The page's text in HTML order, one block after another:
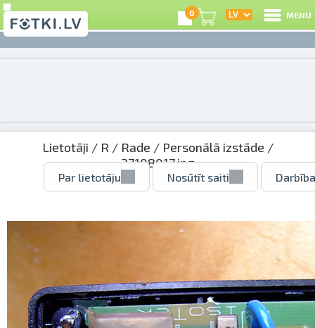
0 MENU
Lietotāji / R / Rade / Personālā izstāde /
27108017.jpg
Par lietotāju Nosūtīt saiti